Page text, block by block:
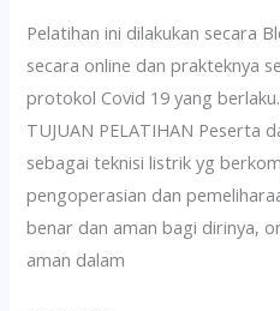
Pelatihan ini dilakukan secara
secara online dan prakteknya
protokol Covid 19 yang
TUJUAN PELATIHAN Peserta
sebagai teknisi listrik yg
pengoperasian dan
benar dan aman bagi dirinya,
aman dalam